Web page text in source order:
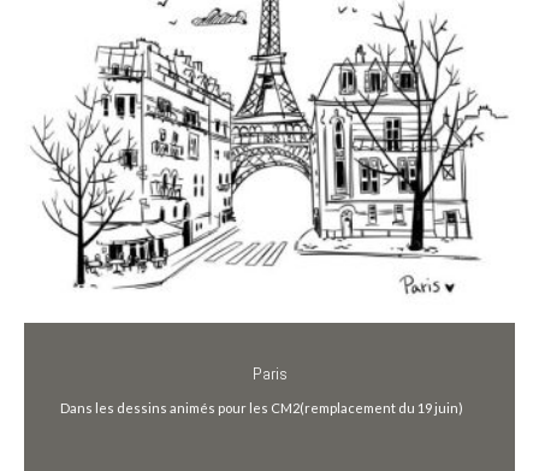
Paris
Dans les dessins animés pour les CM2(remplacement du 19 juin)